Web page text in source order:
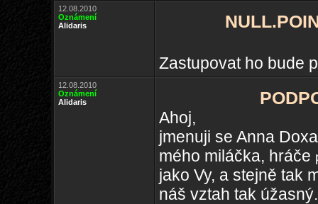
12.08.2010
Oznámení
Alidaris
Zastupovat ho bude
12.08.2010
Oznámení
Alidaris
Ahoj,
jmenuji se Anna
mého miláčka, hráče
jako Vy, a stejně tak
náš vztah tak